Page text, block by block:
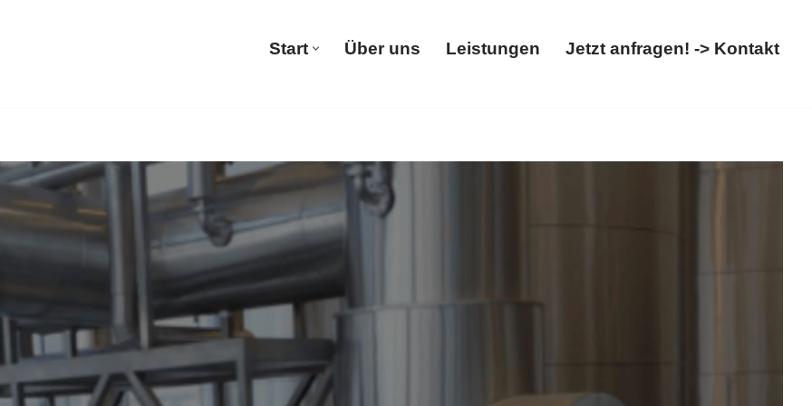
Start Über uns Leistungen Jetzt anfragen! -> Kontakt